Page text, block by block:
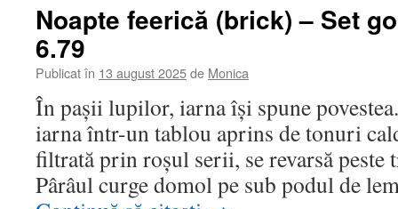
Noapte feerică (brick) – Set
6.79
Publicat în 13 august 2025de Monica
În pașii lupilor, iarna își spune
iarna într-un tablou aprins de tonuri
filtrată prin roșul serii, se revarsă peste
Pârâul curge domol pe sub podul de